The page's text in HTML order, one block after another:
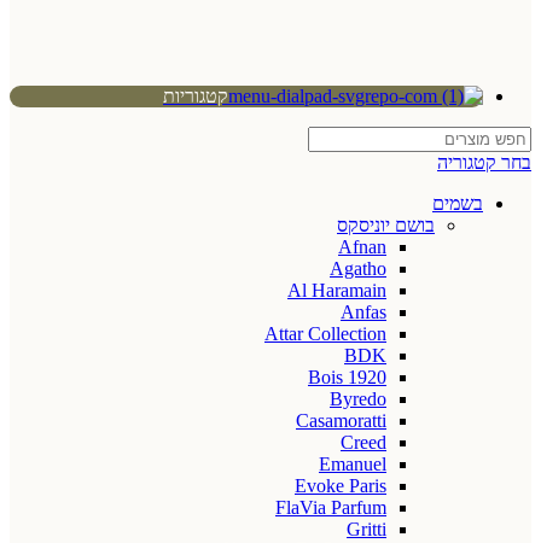
קטגוריות
בחר קטגוריה
בשמים
בושם יוניסקס
Afnan
Agatho
Al Haramain
Anfas
Attar Collection
BDK
Bois 1920
Byredo
Casamoratti
Creed
Emanuel
Evoke Paris
FlaVia Parfum
Gritti